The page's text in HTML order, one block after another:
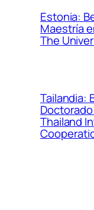
Estonia:
Maestría
The
Tailandia:
Thailand